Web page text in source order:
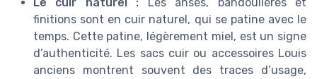
finitions sont en cuir naturel, qui se patine avec le
temps. Cette patine, légèrement miel, est un signe
d’authenticité. Les sacs cuir ou accessoires Louis
anciens montrent souvent des traces d’usage,